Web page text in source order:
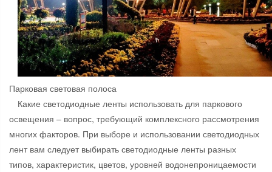
Парковая световая полоса
Какие светодиодные ленты использовать для паркового
освещения – вопрос, требующий комплексного рассмотрения
многих факторов. При выборе и использовании светодиодных
лент вам следует выбирать светодиодные ленты разных
типов, характеристик, цветов, уровней водонепроницаемости